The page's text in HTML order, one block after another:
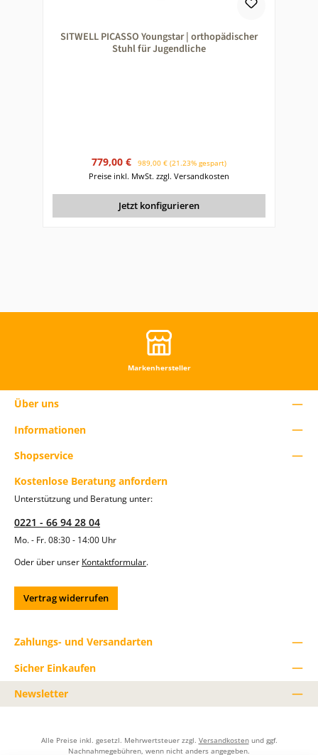
SITWELL PICASSO Youngstar | orthopädischer
Stuhl für Jugendliche
Verkaufspreis:
779,00 € Regulärer Preis:
989,00 € (21.23% gespart)
Preise inkl. MwSt. zzgl. Versandkosten
Jetzt konfigurieren
Markenhersteller
Über uns
Informationen
Shopservice
Kostenlose Beratung anfordern
Unterstützung und Beratung unter:
0221 - 66 94 28 04
Mo. - Fr. 08:30 - 14:00 Uhr
Oder über unser Kontaktformular.
Vertrag widerrufen
Zahlungs- und Versandarten
Sicher Einkaufen
Newsletter
Alle Preise inkl. gesetzl. Mehrwertsteuer zzgl. Versandkostenund ggf.
Nachnahmegebühren, wenn nicht anders angegeben.